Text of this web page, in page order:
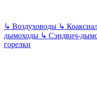
↳ Воздуховоды ↳
дымоходы ↳ Сэндвич-
горелки